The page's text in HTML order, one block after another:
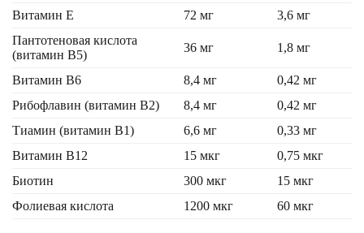
Витамин Е
72 мг
3,6 мг
Пантотеновая кислота
(витамин B5)
36 мг 1,8 мг
Витамин В6 8,4 мг
0,42 мг
Рибофлавин (витамин B2)
8,4 мг
0,42 мг
Тиамин (витамин B1)
6,6 мг
0,33 мг
Витамин В12
15 мкг
0,75 мкг
Биотин
300 мкг
15 мкг
Фолиевая кислота
1200 мкг 60 мкг